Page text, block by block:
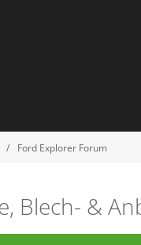
Ford Explorer Forum
Blech- &